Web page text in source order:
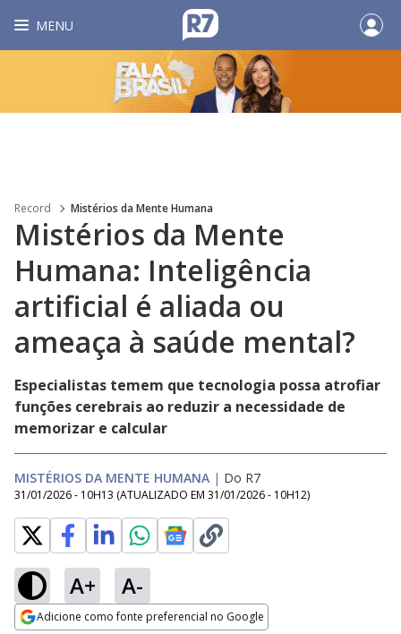
MENU
Record Mistérios da Mente Humana
Mistérios da Mente
Humana: Inteligência
artificial é aliada ou
ameaça à saúde mental?
Especialistas temem que tecnologia possa atrofiar
funções cerebrais ao reduzir a necessidade de
memorizar e calcular
MISTÉRIOS DA MENTE HUMANA | Do R7
31/01/2026 - 10H13 (ATUALIZADO EM 31/01/2026 - 10H12)
A+ A-
Adicione como fonte preferencial no Google
Ativar
Loaded
34.09%